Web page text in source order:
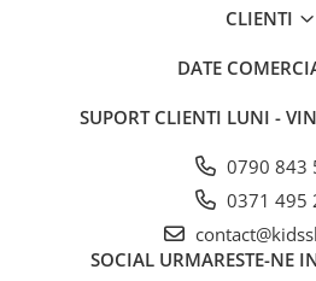
CLIENTI
DATE
SUPORT CLIENTI LUNI -
0790 843
0371 495
SOCIAL URMARESTE-NE